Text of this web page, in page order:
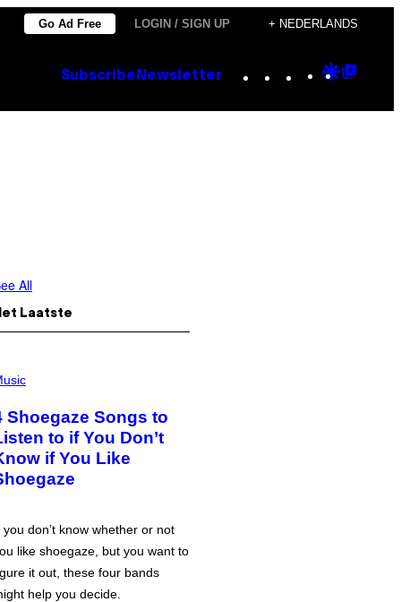
Go Ad Free LOGIN / SIGN UP + NEDERLANDS
Subscribe Newsletter Instagram
TikTok
YouTube
Google
All
Laatste
Shoegaze Songs to
to if You Don’t
if You Like
you don’t know whether or not
like shoegaze, but you want to
it out, these four bands
help you decide.